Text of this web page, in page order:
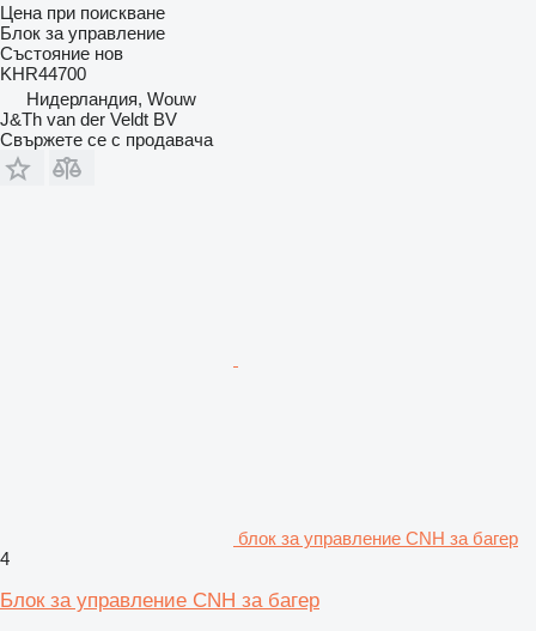
Цена при поискване
Блок за управление
Състояние нов
KHR44700
Нидерландия, Wouw
J&Th van der Veldt BV
Свържете се с продавача
блок за управление CNH за багер
4
Блок за управление CNH за багер